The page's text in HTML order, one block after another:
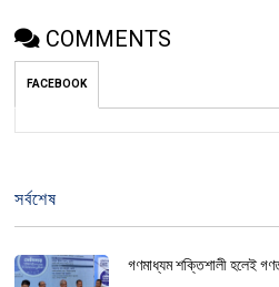
COMMENTS
FACEBOOK
সর্বশেষ
গণমাধ্যম শক্তিশালী হলেই